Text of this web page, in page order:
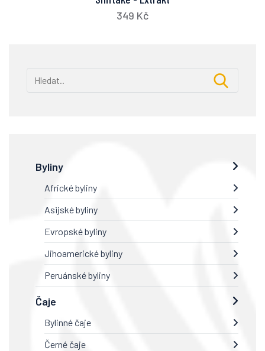
349 Kč
Byliny
Africké byliny
Asijské byliny
Evropské byliny
Jihoamerické byliny
Peruánské byliny
Čaje
Bylinné čaje
Černé čaje